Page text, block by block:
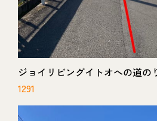
ジョイリビングイトオへの道の
1291